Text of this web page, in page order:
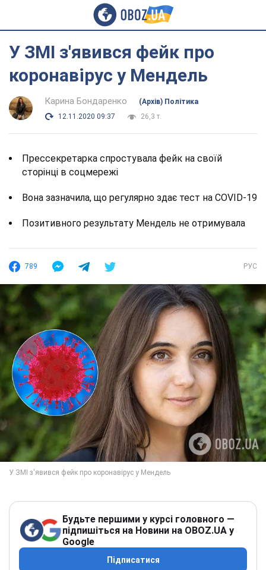
У ЗМІ з'явився фейк про
коронавірус у Мендель
Карина Бондаренко
(Архів) Політика
12.11.2020 09:37
26,3 т.
Прессекретарка спростувала фейк на своїй
сторінці в соцмережі
Вона зазначила, що регулярно здає тест на COVID-19
Позитивного результату Мендель не отримувала
789 РУС
Будьте першими у курсі головного —
підпишіться на Новини на OBOZ.UA у
Google
Підписатися